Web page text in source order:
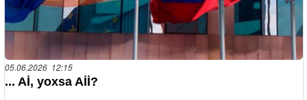
05.06.2026 12:15
... Aİ, yoxsa Aİİ?